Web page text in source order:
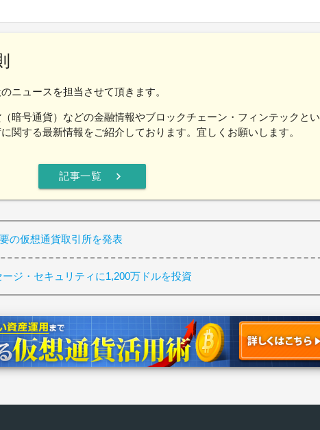
ニュースを担当させて頂きます。
暗号通貨）などの金融情報やブロックチェーン・フィンテックとい
関する最新情報をご紹介しております。宜しくお願いします。
記事一覧 chevron_right
の仮想通貨取引所を発表
ジ・セキュリティに1,200万ドルを投資